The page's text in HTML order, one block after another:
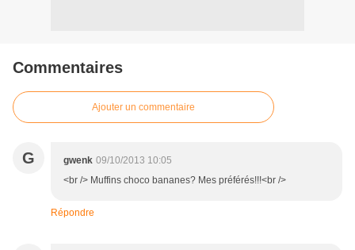
Commentaires
Ajouter un commentaire
G gwenk 09/10/2013 10:05
<br /> Muffins choco bananes? Mes préférés!!!<br />
Répondre